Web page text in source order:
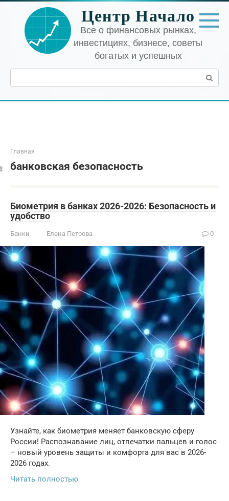
Перейти
контенту
Центр Начало
Все о финансовых рынках,
инвестициях, бизнесе, советы
богатых и успешных
Поиск:
Главная
банковская безопасность
Биометрия в банках 2026-2026: Безопасность и
удобство
Банки Елена Петрова 0
Узнайте, как биометрия меняет банковскую сферу
России! Распознавание лиц, отпечатки пальцев и голос
– новый уровень защиты и комфорта для вас в 2026-
2026 годах.
Читать полностью